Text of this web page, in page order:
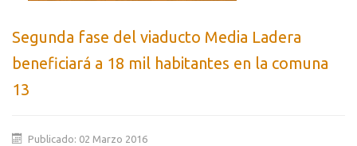
Segunda fase del viaducto Media Ladera
beneficiará a 18 mil habitantes en la comuna
13
Publicado: 02 Marzo 2016